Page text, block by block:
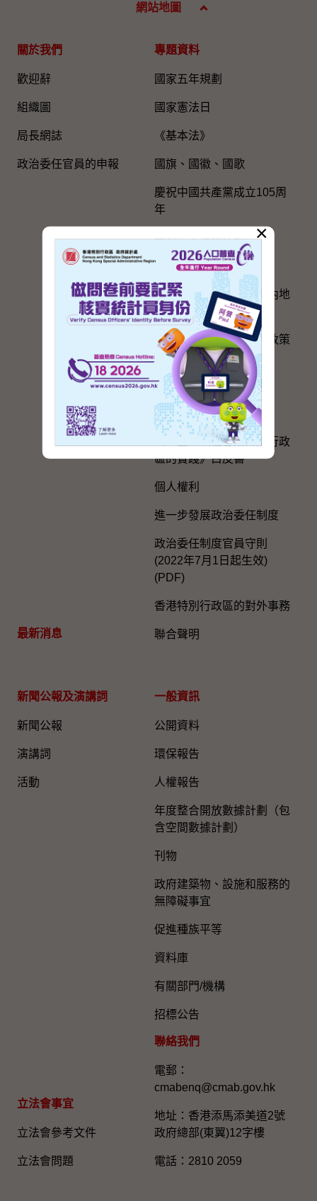
網站地圖
關於我們
歡迎辭
組織圖​
局長網誌
政治委任官員的申報
最新消息
專題資料
國家五年規劃
國家憲法日
《基本法》
國旗、國徽、國歌
慶祝中國共產黨成立105周
年
粵港澳大灣區建設
與內地區域合作
香港特別行政區政府與內地
的官方聯繫
便利港人在內地發展的政策
措施
在內地及台灣的辦事處
選舉事務
《一國兩制在香港特別行政
區的實踐》白皮書
個人權利
進一步發展政治委任制度
政治委任制度官員守則
(2022年7月1日起生效)
(PDF)
香港特別行政區的對外事務
聯合聲明
新聞公報及演講詞
新聞公報
演講詞
活動
立法會事宜
立法會參考文件
立法會問題
一般資訊​
公開資料
環保報告
人權報告
年度整合開放數據計劃（包
含空間數據計劃）
刊物
政府建築物、設施和服務的
無障礙事宜
促進種族平等
資料庫
有關部門/機構
招標公告
聯絡我們
電郵：
cmabenq@cmab.gov.hk​
地址：香港添馬添美道2號
政府總部(東翼)12字樓
電話：2810 2059
×